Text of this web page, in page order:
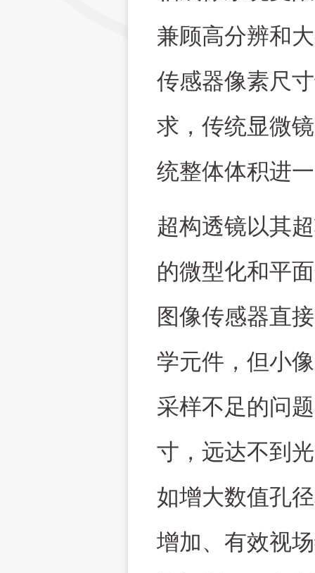
兼顾高分辨和
传感器像素尺
求，传统显微
统整体体积进
超构透镜以其
的微型化和平
图像传感器直
学元件，但小
采样不足的问
寸，远达不到
如增大数值孔
增加、有效视